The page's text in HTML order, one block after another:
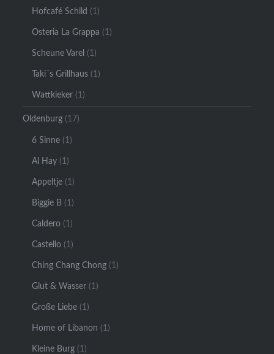
Hofcafé Schild (1)
Osteria La Grappa (1)
Scheune Varel (1)
Taki´s Grillhaus (1)
Wattkieker (1)
Oldenburg (17)
6 Sinne (1)
Al Hay (1)
Appeltje (1)
Biggie B (1)
Caldero (1)
Castello (1)
Ching Chang Chong (1)
Glut & Wasser (1)
Große Liebe (1)
Home of Libanon (1)
Kleine Burg (1)